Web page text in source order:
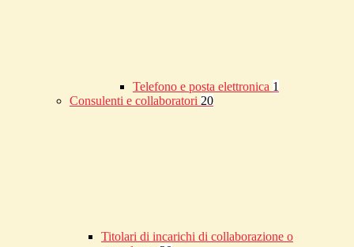
Telefono e posta elettronica 1
Consulenti e collaboratori 20
Titolari di incarichi di collaborazione o